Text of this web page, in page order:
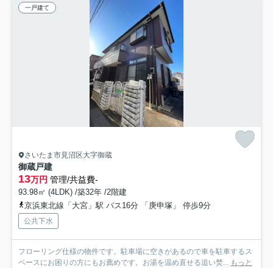
一戸建て
さいたま市見沼区大字御蔵
御蔵戸建
13万円 管理/共益費-
93.98㎡ (4LDK) /築32年 /2階建
京浜東北線「大宮」駅 バス16分 「庚申塚」 停歩9分
公共下水
フローリング仕様の物件です。駐車場に空きがあるので車を駐車するス
ペースにお困りの方にもお薦めです。お湯を温め直せる追い焚... もっと